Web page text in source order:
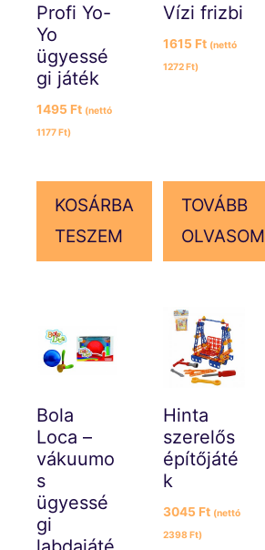
Profi Yo-
Yo
ügyessé
gi játék
1495 Ft (nettó
1177Ft)
KOSÁRBA
TESZEM
Vízi frizbi
1615 Ft (nettó
1272Ft)
TOVÁBB
OLVASOM
Bola
Loca –
vákuumo
s
ügyessé
gi
Hinta
szerelős
építőjáté
k
3045 Ft (nettó
2398Ft)